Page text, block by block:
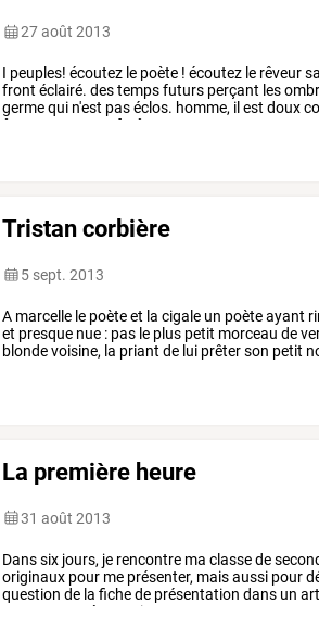
27 août 2013
I peuples! écoutez le poète ! écoutez le rêveur
front éclairé. destempsfuturs perçant les
germequi n'est paséclos. homme, il est doux
âme
forêts
Tristan corbière
5 sept. 2013
A marcelle le poèteet la cigale un poèteayant
et presque nue : pas le plus petit morceau de
blondevoisine, la priant de lui prêterson petit
La première heure
31 août 2013
Danssix jours, je rencontre ma classede
originaux pour me présenter, maisaussi pour
question de la fichede présentation dans un
présentation.